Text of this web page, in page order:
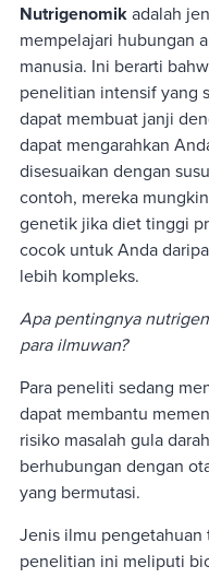
Nutrigenomikadalah
mempelajari hubungan
manusia. Ini berarti
penelitian intensif yang
dapat membuat janji
dapat mengarahkan
disesuaikan dengan
contoh, mereka
genetik jika diet tinggi
cocok untuk Anda
lebih kompleks.
Apa pentingnya
para ilmuwan?
Para peneliti sedang
dapat membantu
risiko masalah gula
berhubungan dengan
yang bermutasi.
Jenis ilmu
penelitian ini meliputi